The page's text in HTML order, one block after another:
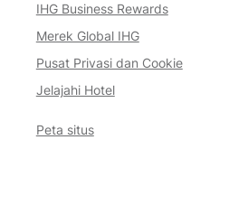
IHG Business Rewards
Merek Global IHG
Pusat Privasi dan Cookie
Jelajahi Hotel
Peta situs
Dengan
harga terendah
online, atau kami
One Rewards,
poin.